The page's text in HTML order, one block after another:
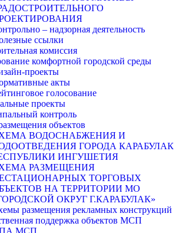
– надзорная деятельность
ссылки
комиссия
комфортной городской среды
проекты
акты
голосование
проекты
контроль
объектов
ВОДОСНАБЖЕНИЯ И
ГОРОДА КАРАБУЛАК
ИНГУШЕТИЯ
РАЗМЕЩЕНИЯ
ТОРГОВЫХ
НА ТЕРРИТОРИИ МО
ОКРУГ Г.КАРАБУЛАК»
размещения рекламных конструкций
поддержка объектов МСП
МСП